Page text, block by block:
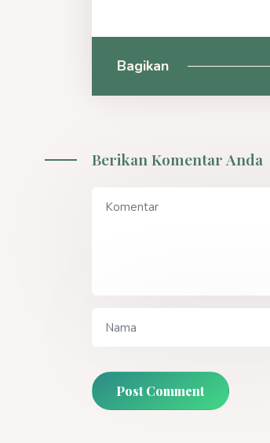
Bagikan
Berikan Komentar Anda
Post Comment